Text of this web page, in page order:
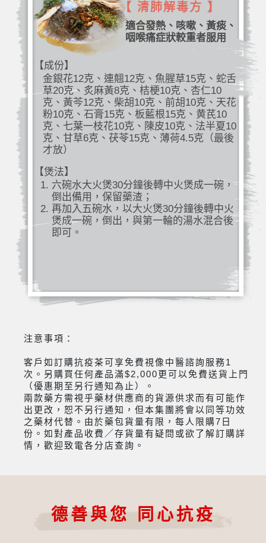
【 清肺解毒方 】
適合發熱、咳嗽、黃痰、
咽喉痛症狀較重者服用
【成份】
金銀花12克、連翹12克、魚腥草15克、蛇舌
草20克、炙麻黃8克、桔梗10克、杏仁10
克、黃芩12克、柴胡10克、前胡10克、天花
粉10克、石膏15克、板藍根15克、黄芪10
克、七葉一枝花10克、陳皮10克、法半夏10
克、甘草6克、茯苓15克、薄荷4.5克（最後
才放）
【煲法】
六碗水大火煲30分鐘後轉中火煲成一碗，
倒出備用，保留藥渣；
再加入五碗水，以大火煲30分鐘後轉中火
煲成一碗，倒出，與第一輪的湯水混合後
即可。
注意事項：
客戶如訂購抗疫茶可享免費視像中醫諮詢服務1
次。另購買任何產品滿$2,000更可以免費送貨上門
（優惠期至另行通知為止）。
兩款藥方需視乎藥材供應商的貨源供求而有可能作
出更改，恕不另行通知，但本集團將會以同等功效
之藥材代替。由於藥包貨量有限，每人限購7日
份。如對產品收費／存貨量有疑問或欲了解訂購詳
情，歡迎致電各分店查詢。
德善與您 同心抗疫